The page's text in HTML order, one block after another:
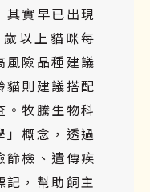
其實早已出現
以上貓咪每
風險品種建議
貓則建議搭配
。牧騰生物科
」概念，透過
篩檢、遺傳疾
記，幫助飼主